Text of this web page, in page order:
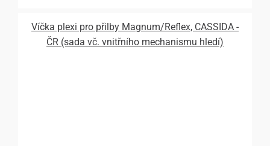
Víčka plexi pro přilby Magnum/Reflex, CASSIDA -
ČR (sada vč. vnitřního mechanismu hledí)